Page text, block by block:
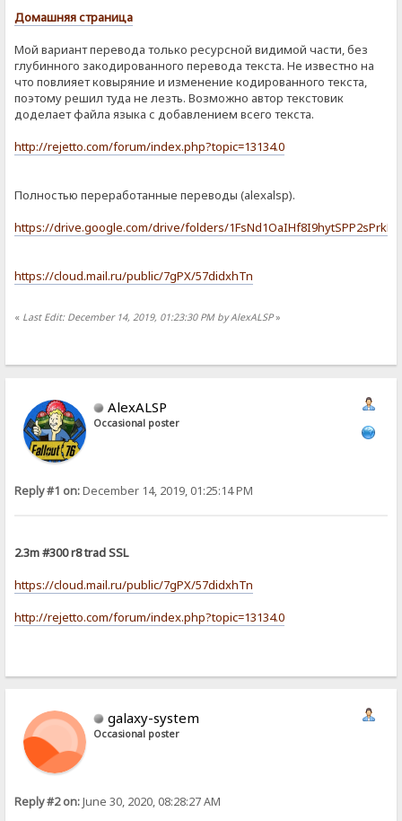
Домашняя страница
Мой вариант перевода только ресурсной видимой части, без
глубинного закодированного перевода текста. Не известно на
что повлияет ковыряние и изменение кодированного текста,
поэтому решил туда не лезть. Возможно автор текстовик
доделает файла языка с добавлением всего текста.
http://rejetto.com/forum/index.php?topic=13134.0
Полностью переработанные переводы (alexalsp).
https://drive.google.com/drive/folders/
https://cloud.mail.ru/public/7gPX/57didxhTn
« Last Edit: December 14, 2019, 01:23:30 PM by AlexALSP»
AlexALSP
Occasional poster
Reply #1 on:December 14, 2019, 01:25:14 PM
2.3m #300 r8 trad SSL
https://cloud.mail.ru/public/7gPX/57didxhTn
http://rejetto.com/forum/index.php?topic=13134.0
galaxy-system
Occasional poster
Reply #2 on:June 30, 2020, 08:28:27 AM